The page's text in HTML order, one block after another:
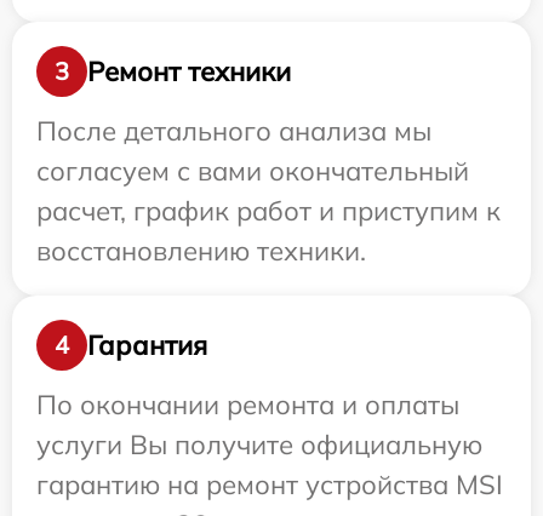
3
Ремонт техники
После детального анализа мы
согласуем с вами окончательный
расчет, график работ и приступим к
восстановлению техники.
4
Гарантия
По окончании ремонта и оплаты
услуги Вы получите официальную
гарантию на ремонт устройства MSI